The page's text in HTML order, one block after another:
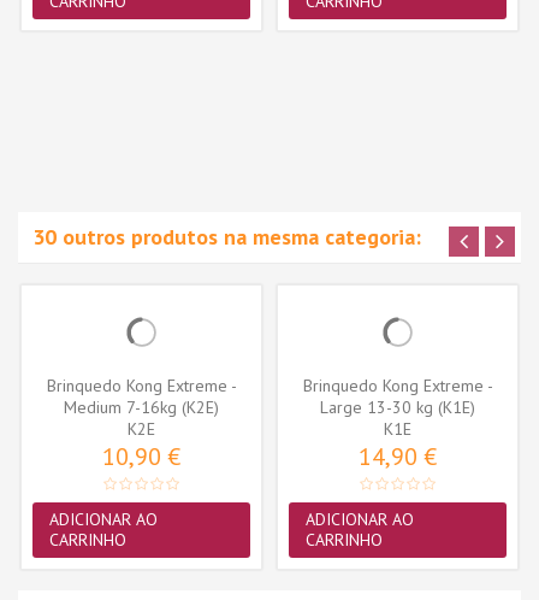
30 outros produtos na mesma categoria:
Brinquedo Kong Extreme -
Medium 7-16kg (K2E)
K2E
10,90 €
ADICIONAR AO
CARRINHO
Brinquedo Kong Extreme -
Large 13-30 kg (K1E)
K1E
14,90 €
ADICIONAR AO
CARRINHO